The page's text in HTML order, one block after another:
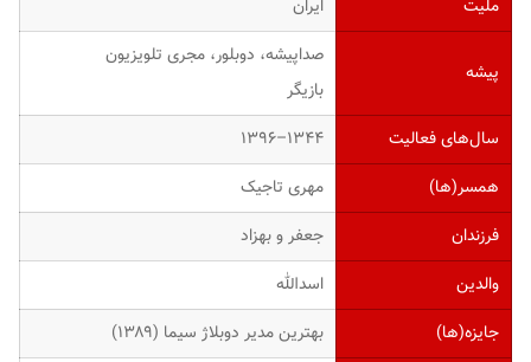
ملیت
ایران
پیشه
صداپیشه، دوبلور، مجری تلویزیون
بازیگر
سال‌های فعالیت
۱۳۴۴–۱۳۹۶
همسر(ها)
مهری تاجیک
فرزندان
جعفر و بهزاد
والدین
اسدالله
جایزه(ها)
بهترین مدیر دوبلاژ سیما (۱۳۸۹)